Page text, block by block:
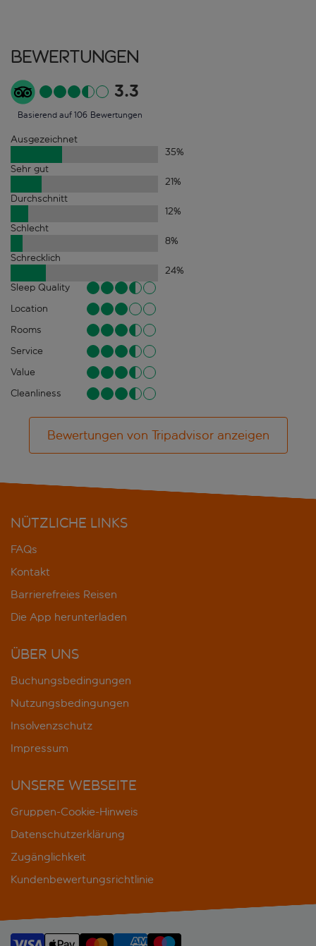
Bewertungen
3.3
Basierend auf 106 Bewertungen
Ausgezeichnet
35%
Sehr gut
21%
Durchschnitt
12%
Schlecht
8%
Schrecklich
24%
Sleep Quality
Location
Rooms
Service
Value
Cleanliness
Bewertungen von Tripadvisor anzeigen
NÜTZLICHE LINKS
FAQs
Kontakt
Barrierefreies Reisen
Die App herunterladen
ÜBER UNS
Buchungsbedingungen
Nutzungsbedingungen
Insolvenzschutz
Impressum
UNSERE WEBSEITE
Gruppen-Cookie-Hinweis
Datenschutzerklärung
Zugänglichkeit
Kundenbewertungsrichtlinie